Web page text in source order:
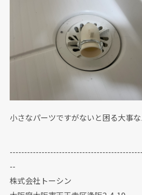
小さなパーツですがないと困る大事な
--
株式会社トーシン